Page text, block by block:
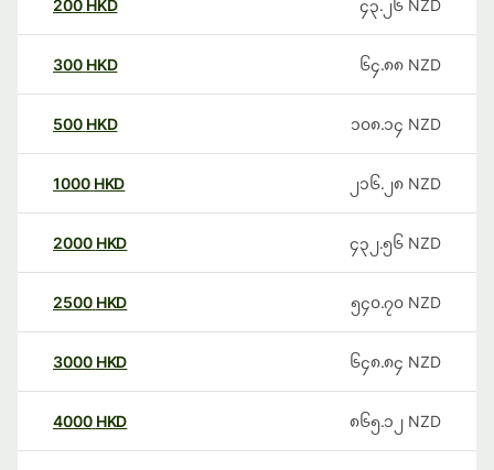
200 HKD ၄၃.၂၆ NZD
300 HKD ၆၄.၈၈ NZD
500 HKD ၁၀၈.၁၄ NZD
1000 HKD ၂၁၆.၂၈ NZD
2000 HKD ၄၃၂.၅၆ NZD
2500 HKD ၅၄၀.၇၀ NZD
3000 HKD ၆၄၈.၈၄ NZD
4000 HKD ၈၆၅.၁၂ NZD